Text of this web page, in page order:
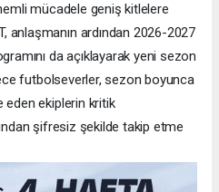
mücadele geniş kitlelere
anlaşmanın ardından 2026-2027
da açıklayarak yeni sezon
futbolseverler, sezon boyunca
eden ekiplerin kritik
şifresiz şekilde takip etme